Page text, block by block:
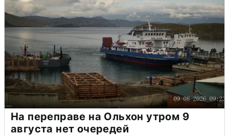
На переправе на Ольхон утром 9
августа нет очередей